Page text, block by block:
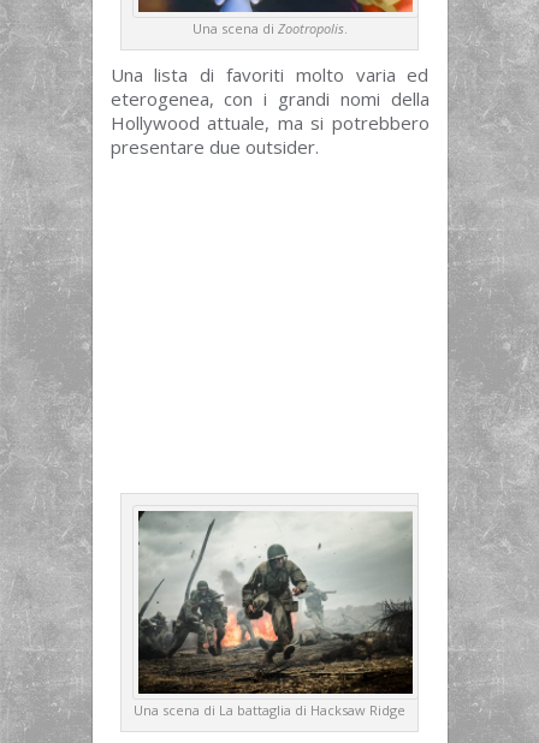
Una scena di Zootropolis.
Una lista di favoriti molto varia ed
eterogenea, con i grandi nomi della
Hollywood attuale, ma si potrebbero
presentare due outsider.
Una scena di La battaglia di Hacksaw Ridge